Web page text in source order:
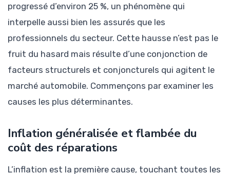
progressé d’environ 25 %, un phénomène qui
interpelle aussi bien les assurés que les
professionnels du secteur. Cette hausse n’est pas le
fruit du hasard mais résulte d’une conjonction de
facteurs structurels et conjoncturels qui agitent le
marché automobile. Commençons par examiner les
causes les plus déterminantes.
Inflation généralisée et flambée du
coût des réparations
L’inflation est la première cause, touchant toutes les